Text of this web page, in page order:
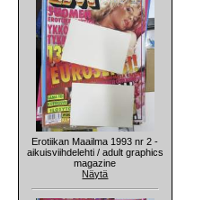
Erotiikan Maailma 1993 nr 2 -
aikuisviihdelehti / adult graphics
magazine
Näytä